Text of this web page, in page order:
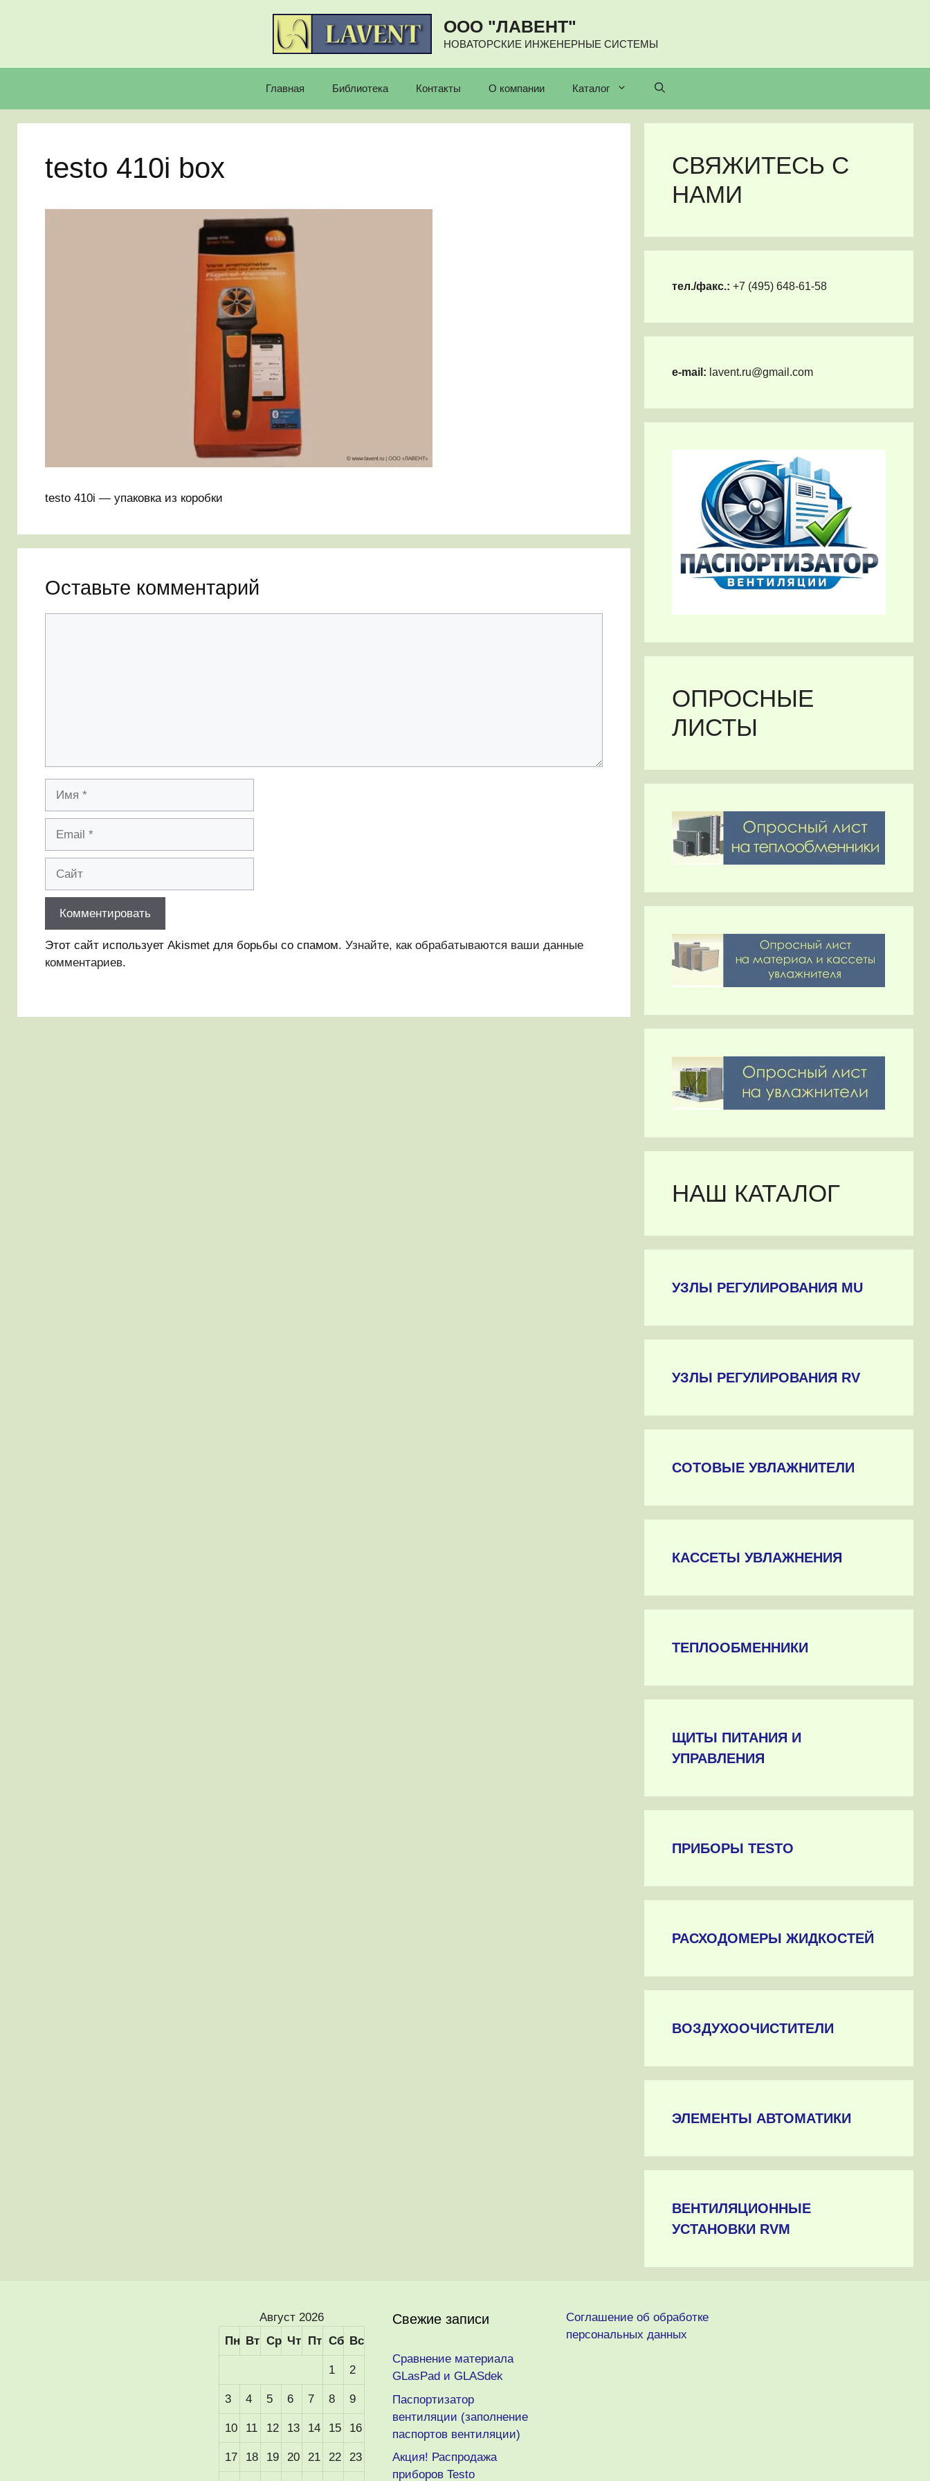
ООО "ЛАВЕНТ"
НОВАТОРСКИЕ ИНЖЕНЕРНЫЕ СИСТЕМЫ
Главная Библиотека Контакты О компании Каталог
testo 410i box
testo 410i — упаковка из коробки
Оставьте комментарий
Этот сайт использует Akismet для борьбы со спамом. Узнайте, как обрабатываются ваши данные
комментариев.
СВЯЖИТЕСЬ С
НАМИ
тел./факс.: +7 (495) 648-61-58
e-mail: lavent.ru@gmail.com
ОПРОСНЫЕ
ЛИСТЫ
НАШ КАТАЛОГ
УЗЛЫ РЕГУЛИРОВАНИЯ MU
УЗЛЫ РЕГУЛИРОВАНИЯ RV
СОТОВЫЕ УВЛАЖНИТЕЛИ
КАССЕТЫ УВЛАЖНЕНИЯ
ТЕПЛООБМЕННИКИ
ЩИТЫ ПИТАНИЯ И
УПРАВЛЕНИЯ
ПРИБОРЫ TESTO
РАСХОДОМЕРЫ ЖИДКОСТЕЙ
ВОЗДУХООЧИСТИТЕЛИ
ЭЛЕМЕНТЫ АВТОМАТИКИ
ВЕНТИЛЯЦИОННЫЕ
УСТАНОВКИ RVM
Август 2026
Пн Вт Ср Чт Пт Сб Вс
1 2
3 4 5 6 7 8 9
10 11 12 13 14 15 16
17 18 19 20 21 22 23
Свежие записи
Сравнение материала
GLasPad и GLASdek
Паспортизатор
вентиляции (заполнение
паспортов вентиляции)
Акция! Распродажа
приборов Testo
Соглашение об обработке
персональных данных